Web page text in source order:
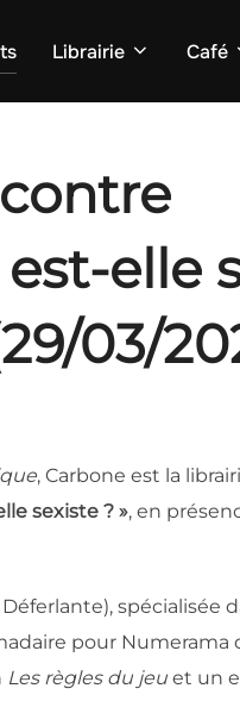
Librairie Café
elle
03/
, Carbone est la
sexiste ? », en
spécialisée
pour Numerama
Les règles du jeu et un